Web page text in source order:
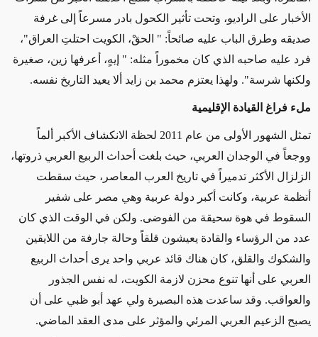
الأخبار على الراديو، وتحت تأثير الكحول بادر مسرعاً إلى غرفة
صديقه وطرق الباب عليه صائحاً: " الحقْ، الكويت احتلتِ العراق"،
فرد عليه صاحبه الذي كان مخموراً مثله: " إيهٍ، أعرفها زين، صغيرة
ولكنها شرسة". ولهذا يعتزم محمد بن زايد ألا يعيد التاريخ نفسه.
ملء فراغ القيادة الإقليمية
تمثل الشهور الأولى من عام 2011 لحظة الانكشاف الأكبر ألماً
ووجعاً في الوجدان العربي، حيث بلغت أحداث الربيع العربي ذروتها،
الزلزال الأكثر تدميراً في تاريخ العرب المعاصر، حيث سقطت
أنظمة عربية، وكانت أكبر دولة عربية وهي مصر على شفير
السقوط في هوة سحيقة من الفوضى. ولكن في الوقت الذي كان
عدد من الرؤساء والقادة يعيشون قلقاً وحالة جارفة من اللايقين
والشكوك والقلق، كان هناك قائد عربي واحد يرى أحداث الربيع
العربي على أنها تنوع محزن لازمة الكويت، له نفس الجذور
والعواقب. وقد ساعدت هذه البصيرة ولي عهد أبو ظبي على أن
يصبح الزعيم العربي المرئي والمؤثر على مدى العقد الماضي.